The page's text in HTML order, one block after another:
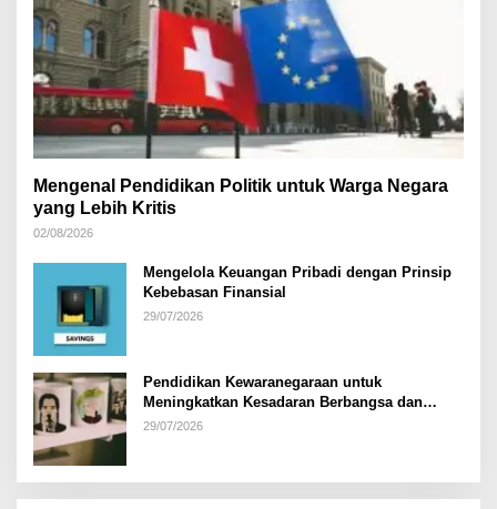
Mengenal Pendidikan Politik untuk Warga Negara
yang Lebih Kritis
02/08/2026
Mengelola Keuangan Pribadi dengan Prinsip
Kebebasan Finansial
29/07/2026
Pendidikan Kewaranegaraan untuk
Meningkatkan Kesadaran Berbangsa dan
Bernegara di…
29/07/2026